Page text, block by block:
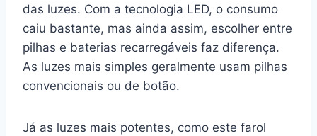
das luzes. Com a tecnologia LED, o consumo
caiu bastante, mas ainda assim, escolher entre
pilhas e baterias recarregáveis faz diferença.
As luzes mais simples geralmente usam pilhas
convencionais ou de botão.
Já as luzes mais potentes, como este farol